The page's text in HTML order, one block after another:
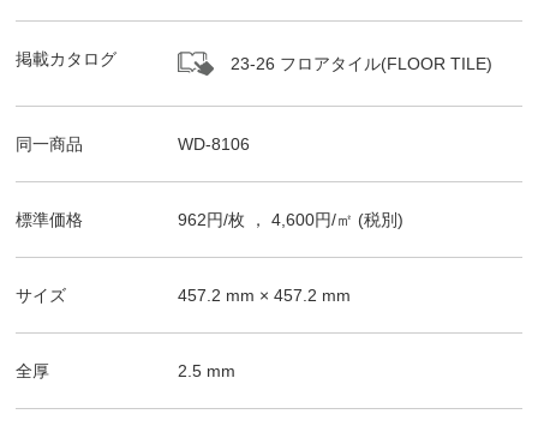
掲載カタログ 23-26 フロアタイル(FLOOR TILE)
同一商品 WD-8106
標準価格 962円/枚 ，4,600円/㎡ (税別)
サイズ 457.2 mm ×457.2 mm
全厚 2.5 mm